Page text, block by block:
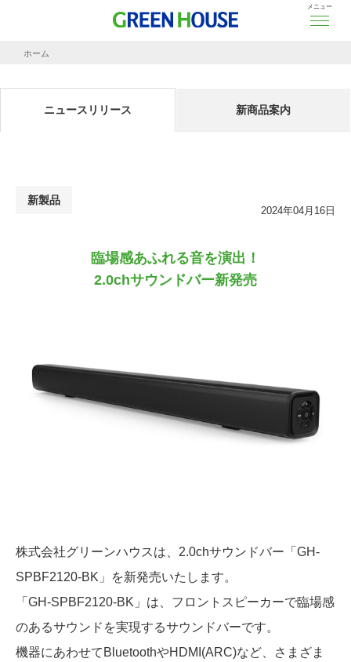
メニュー
ホーム
ニュースリリース 新商品案内
新製品
2024年04月16日
臨場感あふれる音を演出！
2.0chサウンドバー新発売
株式会社グリーンハウスは、2.0chサウンドバー「GH-
SPBF2120-BK」を新発売いたします。
「GH-SPBF2120-BK」は、フロントスピーカーで臨場感
のあるサウンドを実現するサウンドバーです。
機器にあわせてBluetoothやHDMI(ARC)など、さまざま